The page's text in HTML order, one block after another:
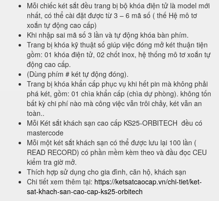
Mỗi chiếc két sắt đều trang bị bộ khóa điện tử là model mới
nhất, có thể cài đặt được từ 3 – 6 mã số ( thế Hệ mô tơ
xoắn tự động cao cấp)
Khi nhập sai mã số 3 lần và tự động khóa bàn phím.
Trang bị khóa kỹ thuật số giúp việc đóng mở két thuận tiện
gồm: 01 khóa điện tử, 02 chốt inox, hệ thống mô tơ xoắn tự
động cao cấp.
(Dùng phím # két tự động đóng).
Trang bị khóa khẩn cấp phục vụ khi hết pin mà không phải
phá két, gồm: 01 chìa khẩn cấp (chìa dự phòng). không tốn
bất kỳ chi phí nào mà công việc vẫn trôi chảy, két vẫn an
toàn..
Mỗi Két sắt khách sạn cao cấp KS25-ORBITECH đều có
mastercode
Mỗi một két sắt khách sạn có thể được lưu lại 100 lần (
READ RECORD) có phần mềm kèm theo và đầu đọc CEU
kiểm tra giờ mở.
Thích hợp sử dụng cho gia đình, căn hộ, khách sạn
Chi tiết xem thêm tại: https://ketsatcaocap.vn/chi-tiet/ket-
sat-khach-san-cao-cap-ks25-orbitech